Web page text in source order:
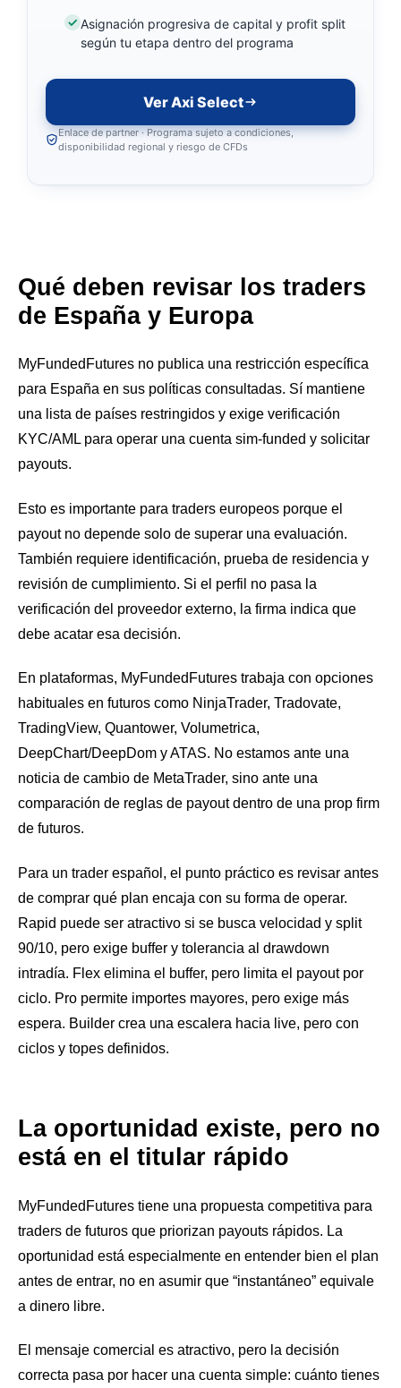
Asignación progresiva de capital y profit split
según tu etapa dentro del programa
Ver Axi Select
Enlace de partner · Programa sujeto a condiciones,
disponibilidad regional y riesgo de CFDs
Qué deben revisar los traders
de España y Europa
MyFundedFutures no publica una restricción específica
para España en sus políticas consultadas. Sí mantiene
una lista de países restringidos y exige verificación
KYC/AML para operar una cuenta sim-funded y solicitar
payouts.
Esto es importante para traders europeos porque el
payout no depende solo de superar una evaluación.
También requiere identificación, prueba de residencia y
revisión de cumplimiento. Si el perfil no pasa la
verificación del proveedor externo, la firma indica que
debe acatar esa decisión.
En plataformas, MyFundedFutures trabaja con opciones
habituales en futuros como NinjaTrader, Tradovate,
TradingView, Quantower, Volumetrica,
DeepChart/DeepDom y ATAS. No estamos ante una
noticia de cambio de MetaTrader, sino ante una
comparación de reglas de payout dentro de una prop firm
de futuros.
Para un trader español, el punto práctico es revisar antes
de comprar qué plan encaja con su forma de operar.
Rapid puede ser atractivo si se busca velocidad y split
90/10, pero exige buffer y tolerancia al drawdown
intradía. Flex elimina el buffer, pero limita el payout por
ciclo. Pro permite importes mayores, pero exige más
espera. Builder crea una escalera hacia live, pero con
ciclos y topes definidos.
La oportunidad existe, pero no
está en el titular rápido
MyFundedFutures tiene una propuesta competitiva para
traders de futuros que priorizan payouts rápidos. La
oportunidad está especialmente en entender bien el plan
antes de entrar, no en asumir que “instantáneo” equivale
a dinero libre.
El mensaje comercial es atractivo, pero la decisión
correcta pasa por hacer una cuenta simple: cuánto tienes